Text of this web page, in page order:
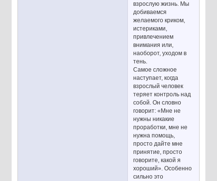
взрослую жизнь. Мы
добиваемся
желаемого криком,
истериками,
привлечением
внимания или,
наоборот, уходом в
тень.
Самое сложное
наступает, когда
взрослый человек
теряет контроль над
собой. Он словно
говорит: «Мне не
нужны никакие
проработки, мне не
нужна помощь,
просто дайте мне
принятие, просто
говорите, какой я
хороший». Особенно
сильно это